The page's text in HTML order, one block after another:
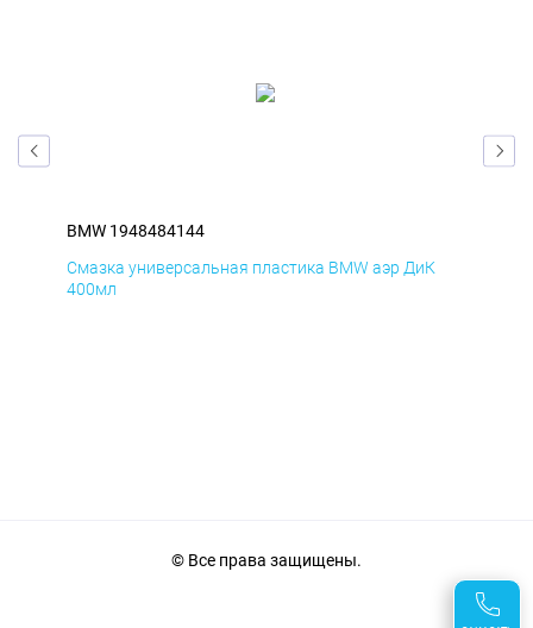
BMW 1948484144
Смазка универсальная пластика BMW аэр ДиК
400мл
© Все права защищены.